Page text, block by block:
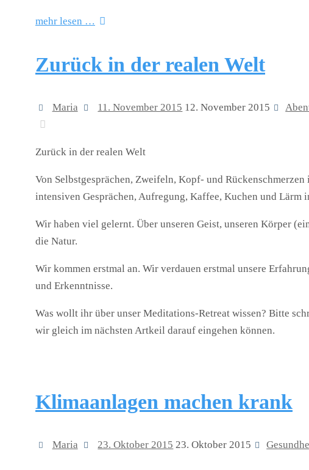
mehr lesen …
Zurück in der realen Welt
Maria 11. November 2015 12. November 2015
Zurück in der realen Welt
Von Selbstgesprächen, Zweifeln, Kopf- und
intensiven Gesprächen, Aufregung, Kaffee, Kuchen und Lärm
Wir haben viel gelernt. Über unseren Geist, unseren Körper
die Natur.
Wir kommen erstmal an. Wir verdauen erstmal unsere
und Erkenntnisse.
Was wollt ihr über unser Meditations-Retreat wissen? Bitte
wir gleich im nächsten Artkeil darauf eingehen können.
Klimaanlagen machen krank
Maria 23. Oktober 2015 23. Oktober 2015